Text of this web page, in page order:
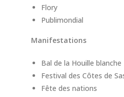
Flory
Publimondial
Manifestations
Bal de la Houille blanche
Festival des Côtes de
Fête des nations